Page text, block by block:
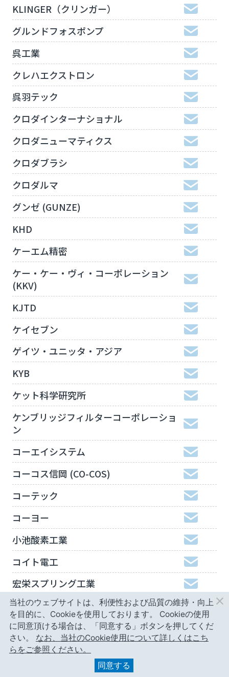
KLINGER（クリンガー）
グルンドフォスポンプ
呉工業
クレハエクストロン
呉羽テック
クロダインターナショナル
クロダニューマティクス
クロダブラシ
クロダルマ
グンゼ (GUNZE)
KHD
ケーエム精密
ケー・ケー・ヴィ・コーポレーション
(KKV)
KJTD
ケイセブン
ゲイツ・ユニッタ・アジア
KYB
ケット科学研究所
ケンブリッジフィルターコーポレーショ
ン
コーエイシステム
コーコス信岡 (CO-COS)
コーテック
コーヨー
小池酸素工業
コイト電工
宏栄スプリング工業
工機ホールディングスジャパン
弘進ゴム
神津精機
当社のウェブサイトは、利便性および品質の維持・向上
を目的に、Cookieを使用しております。
Cookieの使用
に同意頂ける場合は、「同意する」ボタンを押してくだ
さい。
なお、当社のCookie使用について詳しくはこち
らをご参照ください。
同意する